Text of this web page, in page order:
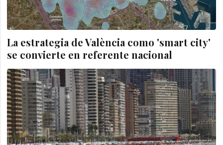
La estrategia de València como 'smart city'
se convierte en referente nacional